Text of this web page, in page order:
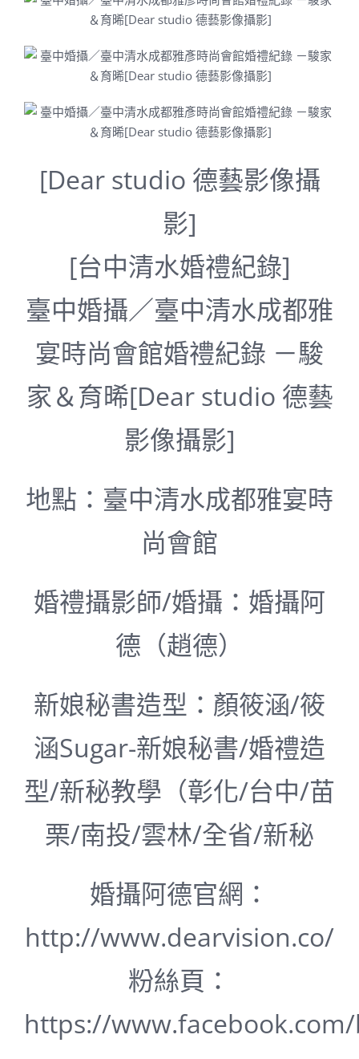
[Dear studio 德藝影像攝
影]
[台中清水婚禮紀錄]
臺中婚攝／臺中清水成都雅
宴時尚會館婚禮紀錄 －駿
家＆育晞[Dear studio 德藝
影像攝影]
地點：臺中清水成都雅宴時
尚會館
婚禮攝影師/婚攝：婚攝阿
德（趙德）
新娘秘書造型：顏筱涵/筱
涵Sugar-新娘秘書/婚禮造
型/新秘教學（彰化/台中/苗
栗/南投/雲林/全省/新秘
婚攝阿德官網：
http://www.dearvision.co/
粉絲頁：
https://